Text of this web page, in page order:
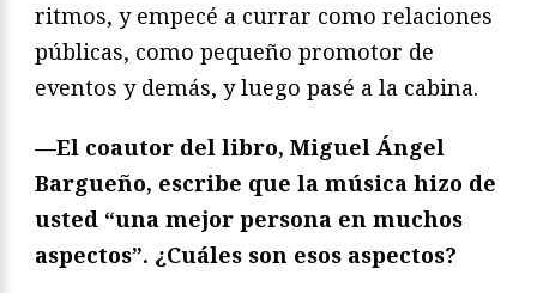
ritmos, y empecé a currar como relaciones
públicas, como pequeño promotor de
eventos y demás, y luego pasé a la cabina.
—El coautor del libro, Miguel Ángel
Bargueño, escribe que la música hizo de
usted “una mejor persona en muchos
aspectos”. ¿Cuáles son esos aspectos?